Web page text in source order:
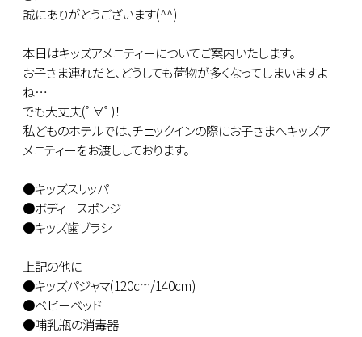
誠にありがとうございます(^^)
本日はキッズアメニティーについてご案内いたします。
お子さま連れだと、どうしても荷物が多くなってしまいますよ
ね…
でも大丈夫(ﾟ∀ﾟ)！
私どものホテルでは、チェックインの際にお子さまへキッズア
メニティーをお渡ししております。
●キッズスリッパ
●ボディースポンジ
●キッズ歯ブラシ
上記の他に
●キッズパジャマ(120cm/140cm)
●ベビーベッド
●哺乳瓶の消毒器